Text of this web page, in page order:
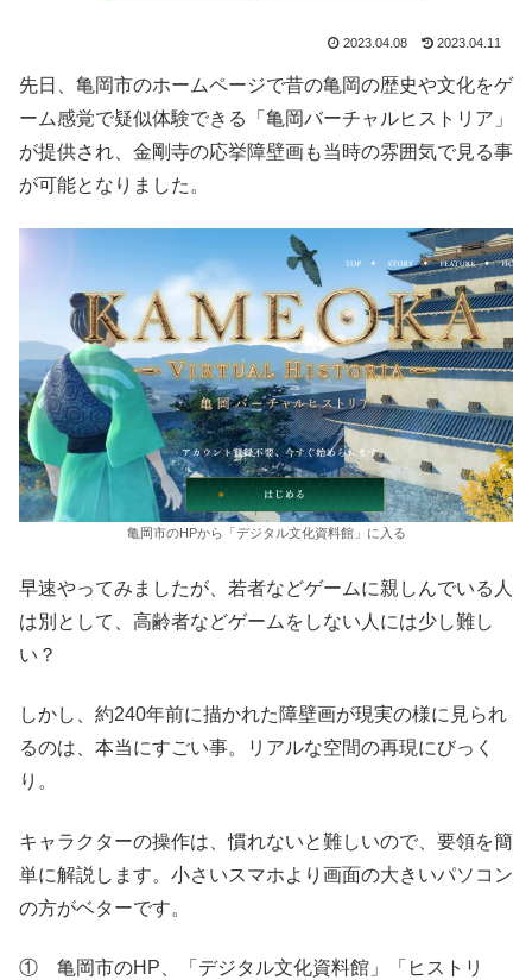
2023.04.08 2023.04.11
先日、亀岡市のホームページで昔の亀岡の歴史や文化をゲ
ーム感覚で疑似体験できる「亀岡バーチャルヒストリア」
が提供され、金剛寺の応挙障壁画も当時の雰囲気で見る事
が可能となりました。
亀岡市のHPから「デジタル文化資料館」に入る
早速やってみましたが、若者などゲームに親しんでいる人
は別として、高齢者などゲームをしない人には少し難し
い？
しかし、約240年前に描かれた障壁画が現実の様に見られ
るのは、本当にすごい事。リアルな空間の再現にびっく
り。
キャラクターの操作は、慣れないと難しいので、要領を簡
単に解説します。小さいスマホより画面の大きいパソコン
の方がベターです。
① 亀岡市のHP、「デジタル文化資料館」「ヒストリ